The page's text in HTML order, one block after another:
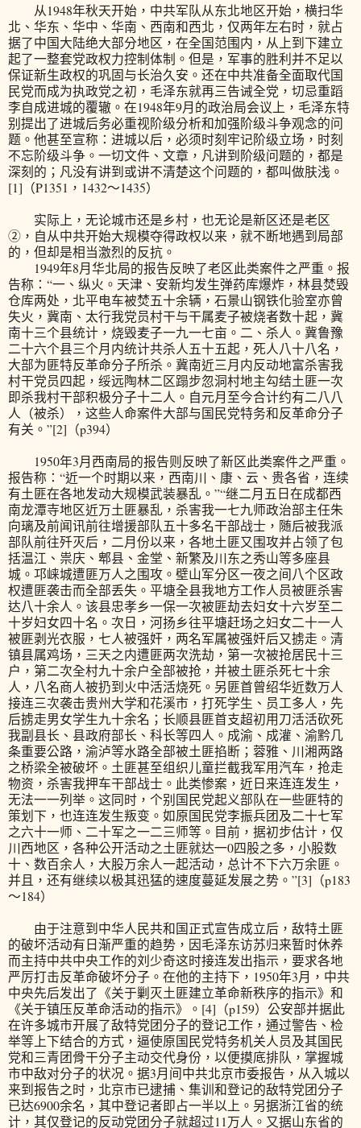
从1948年秋天开始，中共军队从东北地区开始，横扫华
北、华东、华中、华南、西南和西北，仅两年左右时，就占
据了中国大陆绝大部分地区，在全国范围内，从上到下建立
起了一整套党政权力控制体制。但是，军事的胜利并不足以
保证新生政权的巩固与长治久安。还在中共准备全面取代国
民党而成为执政党之初，毛泽东就再三告诫全党，切忌重蹈
李自成进城的覆辙。在1948年9月的政治局会议上，毛泽东特
别提出了进城后务必重视阶级分析和加强阶级斗争观念的问
题。他甚至宣称：进城以后，必须时刻牢记阶级立场，时刻
不忘阶级斗争。一切文件、文章，凡讲到阶级问题的，都是
深刻的；凡没有讲到或讲不清楚这个问题的，都叫做肤浅。
[1]（P1351，1432～1435）
实际上，无论城市还是乡村，也无论是新区还是老区
②，自从中共开始大规模夺得政权以来，就不断地遇到局部
的，但却是相当激烈的反抗。
1949年8月华北局的报告反映了老区此类案件之严重。报
告称：“一、纵火。天津、安新均发生弹药库爆炸，林县焚毁
仓库两处，北平电车被焚五十余辆，石景山钢铁化验室亦曾
失火，冀南、太行我党员村干与干属麦子被烧者数十起，冀
南十三个县统计，烧毁麦子一九一七亩。二、杀人。冀鲁豫
二十六个县三个月内统计共杀人五十五起，死人八十八名，
大部为匪特反革命分子所杀。冀南近三月内反动地富杀害我
村干党员四起，绥远陶林二区蹋步忽洞村地主勾结土匪一次
即杀我村干部积极分子十二人。自元月至今合计约有二八八
人（被杀），这些人命案件大部与国民党特务和反革命分子
有关。”[2]（p394）
1950年3月西南局的报告则反映了新区此类案件之严重。
报告称：“近一个时期以来，西南川、康、云、贵各省，连续
有土匪在各地发动大规模武装暴乱。”“继二月五日在成都西
南龙潭寺地区近万土匪暴乱，杀害我一七九师政治部主任朱
向璃及前闻讯前往增援部队五十多名干部战士，随后被我派
部队前往歼灭后，二月份以来，各地土匪又围攻并占领了包
括温江、祟庆、郫县、金堂、新繁及川东之秀山等多座县
城。邛崃城遭匪万人之围攻。壁山军分区一夜之间八个区政
权遭匪袭击而全部丢失。平塘全县我地方工作人员被匪杀害
达八十余人。该县忠孝乡一保一次被匪劫去妇女十六岁至二
十岁妇女四十名。次日，河扬乡往平塘赶场之妇女二十一人
被匪剥光衣服，七人被强奸，两名军属被强奸后又掳走。清
镇县属鸡场，三天之内遭匪两次洗劫，第一次被抢居民十三
户，第二次全村九十余户全部被抢，并被土匪杀死七十余
人，八名商人被扔到火中活活烧死。另匪首曾绍华近数万人
接连三次袭击贵州大学和花溪市，打死学生、员工多人，先
后掳走男女学生九十余名；长顺县匪首支超初用刀活活砍死
我副县长、县政府部长、科长等四人。成渝、成灌、渝黔几
条重要公路，渝泸等水路全部被土匪掐断；蓉雅、川湘两路
之桥梁全被破坏。土匪甚至组织儿童拦截我军用汽车，抢走
物资，杀害我押车干部战士。此类惨案，近日来连连发生，
无法一一列举。这同时，个别国民党起义部队在一些匪特的
策划下，也连连发生叛变。如原国民党李振兵团及二十七军
之六十一师、二十军之一二三师等。目前，据初步估计，仅
川西地区，各种公开活动之土匪就达一0四股之多，小股数
十、数百余人，大股万余人一起活动，总计不下六万余匪。
并且，还有继续以极其迅猛的速度蔓延发展之势。”[3]（p183
～184）
由于注意到中华人民共和国正式宣告成立后，敌特土匪
的破坏活动有日渐严重的趋势，因毛泽东访苏归来暂时休养
而主持中共中央工作的刘少奇这时接连发出指示，要求各地
严厉打击反革命破坏分子。在他的主持下，1950年3月，中共
中央先后发出了《关于剿灭土匪建立革命新秩序的指示》和
《关于镇压反革命活动的指示》。[4]（p159）公安部并据此
在许多城市开展了敌特党团分子的登记工作，通过警告、检
举等上下结合的方式，逼使原国民党特务机关人员及其国民
党和三青团骨干分子主动交代身份，以便摸底排队，掌握城
市中敌对分子的状况。据3月间中共北京市委报告，从入城以
来到报告之时，北京市已逮捕、集训和登记的敌特党团分子
已达6900余名，其中登记者即占一半以上。另据浙江省的统
计，其仅登记的反动党团分子就超过11万人。又据山东省的